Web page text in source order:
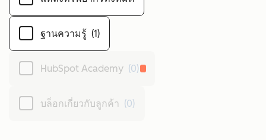
ฐานความรู้ (1)
HubSpot Academy (0)
บล็อกเกี่ยวกับลูกค้า (0)